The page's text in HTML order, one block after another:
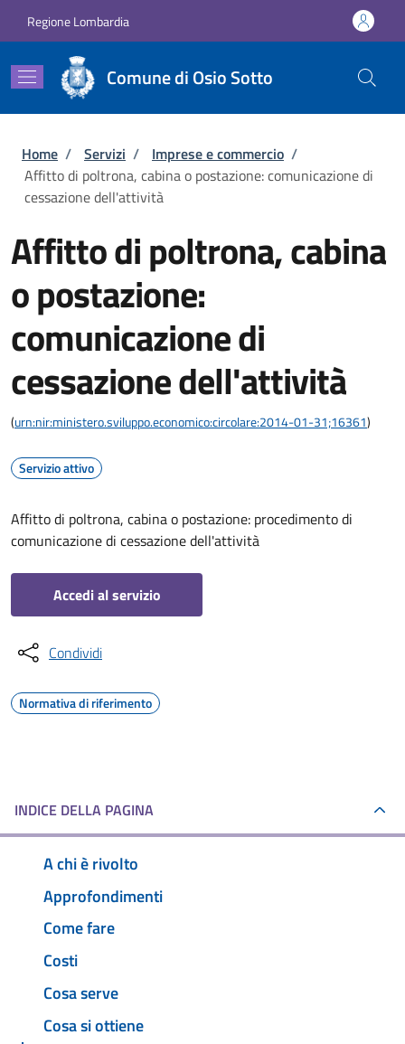
Regione Lombardia
Comune di Osio Sotto
Briciole di pane
Home / Servizi / Imprese e commercio /
Affitto di poltrona, cabina o postazione: comunicazione di
cessazione dell'attività
Affitto di poltrona, cabina
o postazione:
comunicazione di
cessazione dell'attività
(urn:nir:ministero.sviluppo.economico:circolare:2014-01-31;16361)
Servizio attivo
Affitto di poltrona, cabina o postazione: procedimento di
comunicazione di cessazione dell'attività
Accedi al servizio
Condividi
Normativa di riferimento
INDICE DELLA PAGINA
A chi è rivolto
Approfondimenti
Come fare
Costi
Cosa serve
Cosa si ottiene